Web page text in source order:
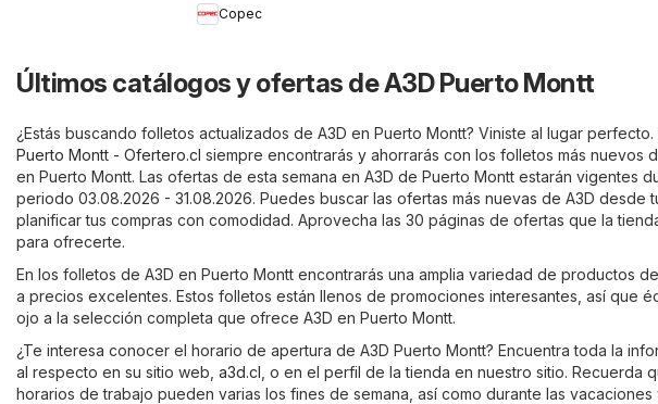
Copec
Últimos catálogos y ofertas de A3D Puerto Montt
¿Estás buscando folletos actualizados de A3D en Puerto Montt? Viniste al lugar perfecto.
Puerto Montt - Ofertero.cl siempre encontrarás y ahorrarás con los folletos más nuevos
en Puerto Montt. Las ofertas de esta semana en A3D de Puerto Montt estarán vigentes
periodo 03.08.2026 - 31.08.2026. Puedes buscar las ofertas más nuevas de A3D desde
planificar tus compras con comodidad. Aprovecha las 30 páginas de ofertas que la
para ofrecerte.
En los folletos de A3D en Puerto Montt encontrarás una amplia variedad de productos
a precios excelentes. Estos folletos están llenos de promociones interesantes, así que
ojo a la selección completa que ofrece A3D en Puerto Montt.
¿Te interesa conocer el horario de apertura de A3D Puerto Montt? Encuentra toda la
al respecto en su sitio web, a3d.cl , o en el perfil de la tienda en nuestro sitio. Recuerda
horarios de trabajo pueden varias los fines de semana, así como durante las vacaciones